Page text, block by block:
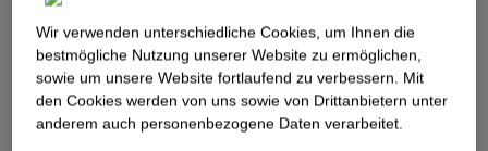
Wir verwenden unterschiedliche Cookies, um Ihnen die
best­mögliche Nutzung unserer Website zu ermöglichen,
sowie um unsere Website fortlaufend zu verbessern. Mit
den Cookies werden von uns sowie von Drittanbietern unter
anderem auch personenbezogene Daten verarbeitet.